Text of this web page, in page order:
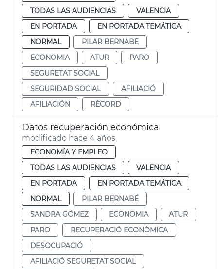
TODAS LAS AUDIENCIAS
VALENCIA
EN PORTADA
EN PORTADA TEMÁTICA
NORMAL
PILAR BERNABÉ
ECONOMIA
ATUR
PARO
SEGURETAT SOCIAL
SEGURIDAD SOCIAL
AFILIACIÓ
AFILIACIÓN
RÈCORD
Datos recuperación económica
modificado hace 4 años
ECONOMÍA Y EMPLEO
TODAS LAS AUDIENCIAS
VALENCIA
EN PORTADA
EN PORTADA TEMÁTICA
NORMAL
PILAR BERNABÉ
SANDRA GÓMEZ
ECONOMIA
ATUR
PARO
RECUPERACIÓ ECONÒMICA
DESOCUPACIÓ
AFILIACIÓ SEGURETAT SOCIAL